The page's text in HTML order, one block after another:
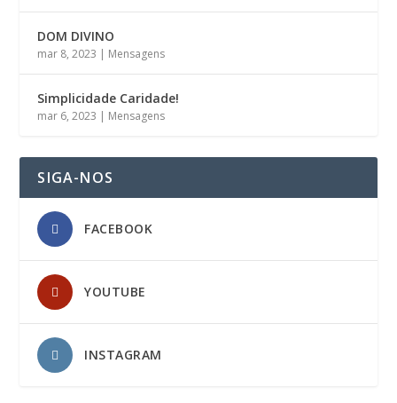
DOM DIVINO
mar 8, 2023 | Mensagens
Simplicidade Caridade!
mar 6, 2023 | Mensagens
SIGA-NOS
FACEBOOK
YOUTUBE
INSTAGRAM